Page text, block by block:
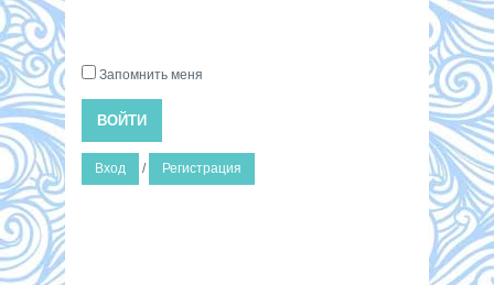
Запомнить меня
ВОЙТИ
Вход / Регистрация